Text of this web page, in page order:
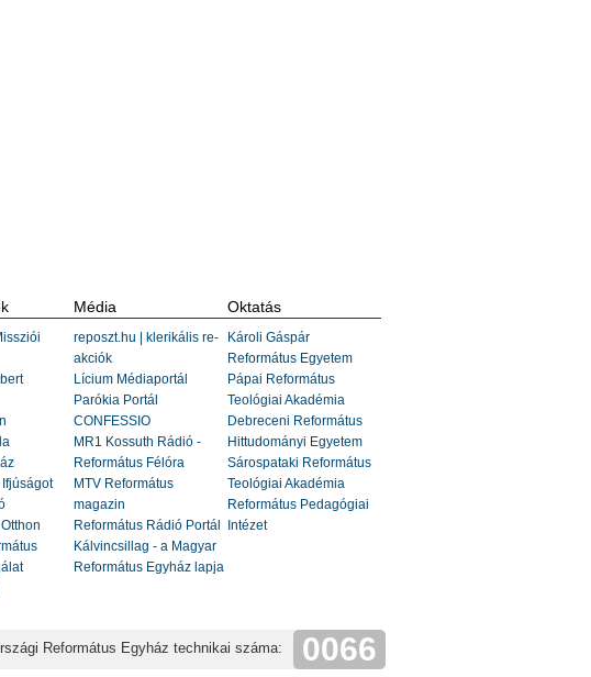
Média
reposzt.hu | klerikális re-
akciók
Lícium Médiaportál
Parókia Portál
CONFESSIO
MR1 Kossuth Rádió -
Református Félóra
MTV Református
magazin
Református Rádió Portál
Kálvincsillag - a Magyar
Református Egyház lapja
Oktatás
Károli Gáspár
Református Egyetem
Pápai Református
Teológiai Akadémia
Debreceni Református
Hittudományi Egyetem
Sárospataki Református
Teológiai Akadémia
Református Pedagógiai
Intézet
Református Egyház technikai száma: 0066